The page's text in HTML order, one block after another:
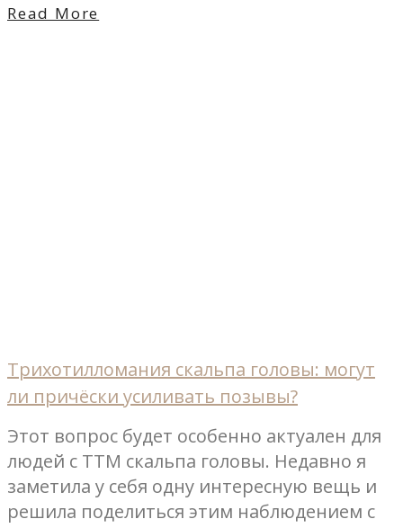
Read More
Трихотилломания скальпа головы: могут
ли причёски усиливать позывы?
Этот вопрос будет особенно актуален для
людей с ТТМ скальпа головы. Недавно я
заметила у себя одну интересную вещь и
решила поделиться этим наблюдением с